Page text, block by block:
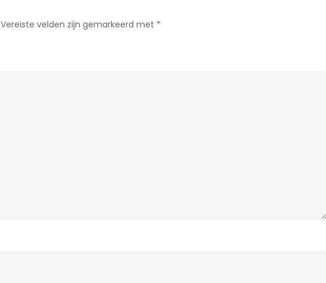
Vereiste velden zijn gemarkeerd met *